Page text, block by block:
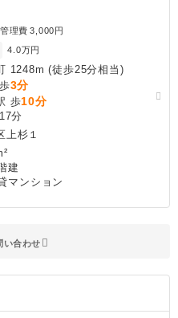
管理費 3,000円
4.0万円
1248m (徒歩25分相当)
3分
歩10分
分
上杉１
建
マンション
い合わせ